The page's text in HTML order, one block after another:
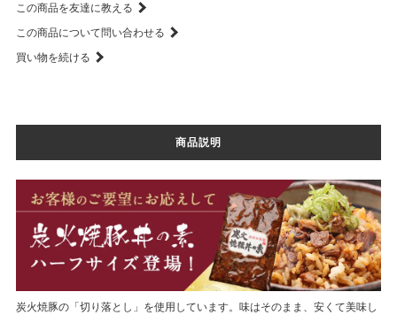
この商品を友達に教える
この商品について問い合わせる
買い物を続ける
商品説明
炭火焼豚の「切り落とし」を使用しています。味はそのまま、安くて美味し